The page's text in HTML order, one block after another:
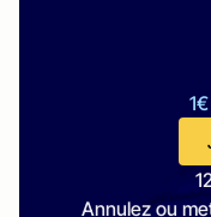
Annulez ou